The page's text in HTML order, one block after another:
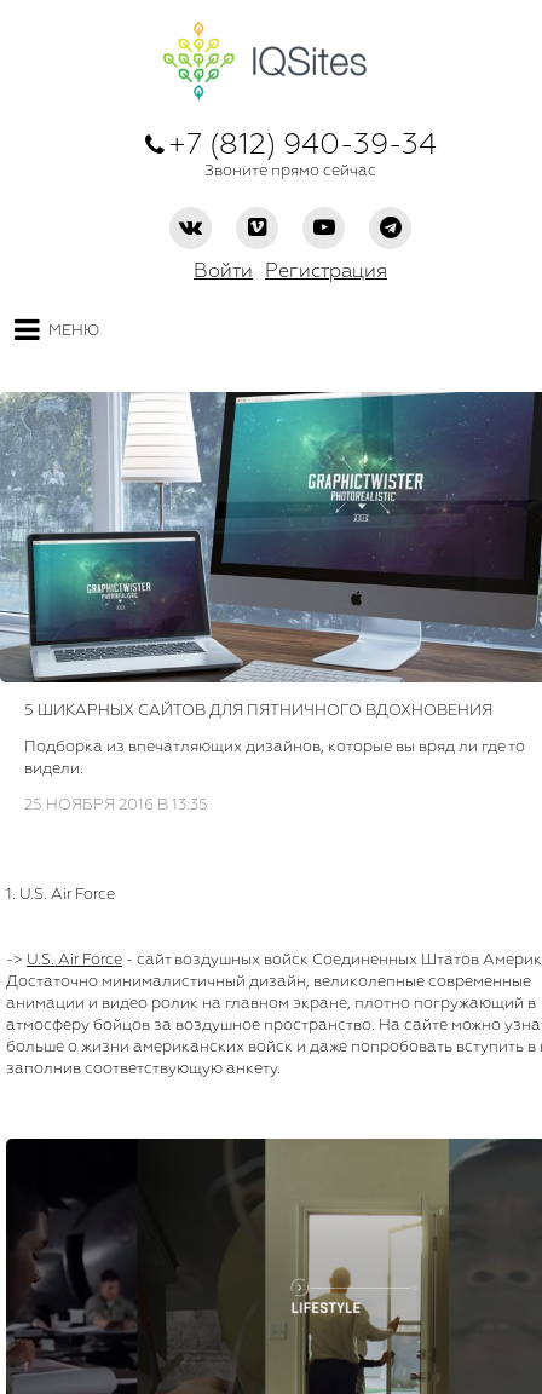
+7 (812) 940-39-34
Звоните прямо сейчас
Войти Регистрация
МЕНЮ
5 ШИКАРНЫХ САЙТОВ ДЛЯ ПЯТНИЧНОГО ВДОХНОВЕНИЯ
Подборка из впечатляющих дизайнов, которые вы вряд ли где то
видели.
25 НОЯБРЯ 2016 В 13:35
1. U.S. Air Force
-> U.S. Air Force - cайт воздушных войск Соединенных Штатов
Достаточно минималистичный дизайн, великолепные современные
анимации и видео ролик на главном экране, плотно погружающий в
атмосферу бойцов за воздушное пространство. На сайте можно
больше о жизни американских войск и даже попробовать вступить в
заполнив соответствующую анкету.